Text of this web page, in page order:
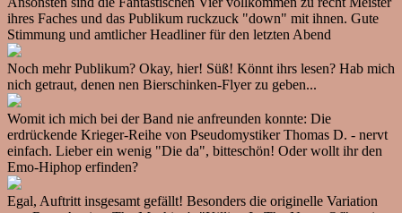
ihres Faches und das Publikum ruckzuck "down" mit ihnen. Gute
Stimmung und amtlicher Headliner für den letzten Abend
Noch mehr Publikum? Okay, hier! Süß! Könnt ihrs lesen? Hab mich
nich getraut, denen nen Bierschinken-Flyer zu geben...
Womit ich mich bei der Band nie anfreunden konnte: Die
erdrückende Krieger-Reihe von Pseudomystiker Thomas D. - nervt
einfach. Lieber ein wenig "Die da", bitteschön! Oder wollt ihr den
Emo-Hiphop erfinden?
Egal, Auftritt insgesamt gefällt! Besonders die originelle Variation